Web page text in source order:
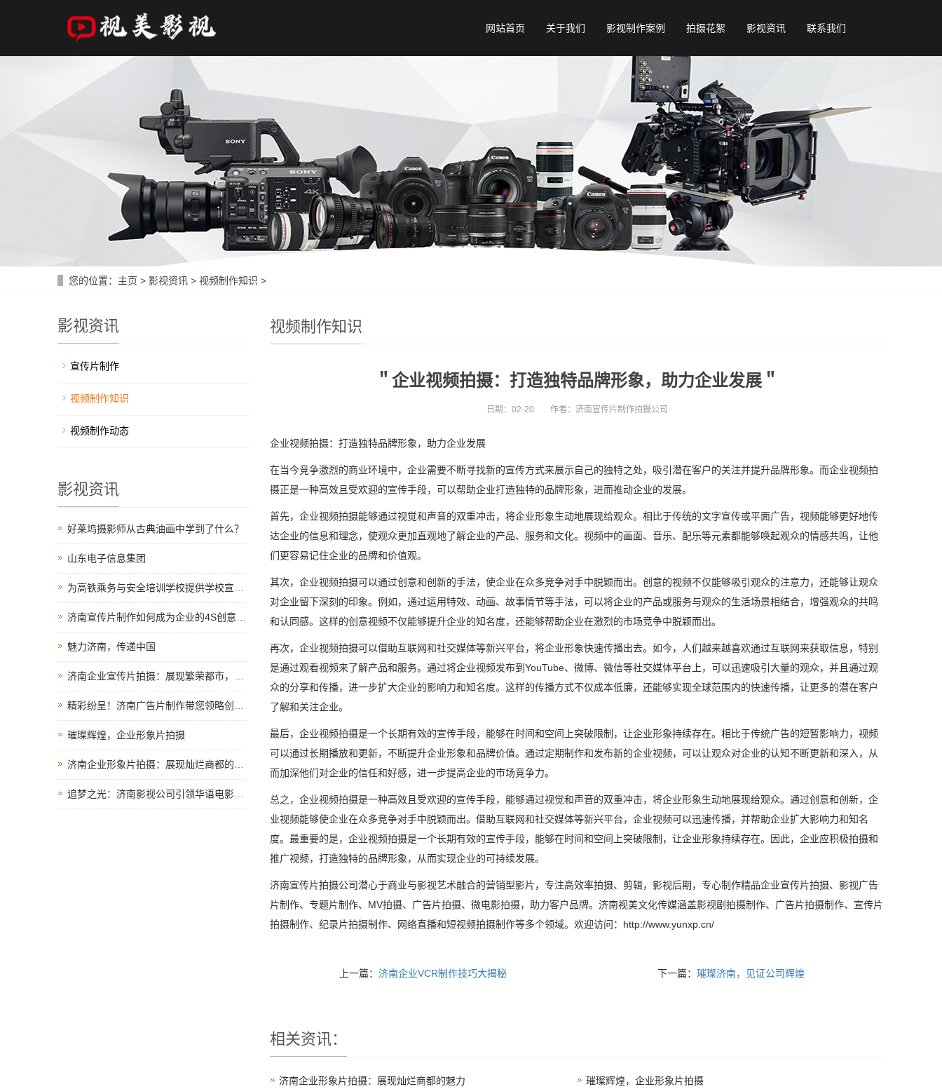
网站首页 关于我们 影视制作案例 拍摄花絮 影视资讯 联系我们
您的位置： 主页 > 影视资讯 >视频制作知识 >
视频制作知识
＂企业视频拍摄：打造独特品牌形象，助力企业发展＂
日期：02-20 作者：济南宣传片制作拍摄公司
企业视频拍摄：打造独特品牌形象，助力企业发展
在当今竞争激烈的商业环境中，企业需要不断寻找新的宣传方式来展示自己的独特之处，吸引潜在客户的关注并提升品牌形象。而企业视频拍
摄正是一种高效且受欢迎的宣传手段，可以帮助企业打造独特的品牌形象，进而推动企业的发展。
首先，企业视频拍摄能够通过视觉和声音的双重冲击，将企业形象生动地展现给观众。相比于传统的文字宣传或平面广告，视频能够更好地传
达企业的信息和理念，使观众更加直观地了解企业的产品、服务和文化。视频中的画面、音乐、配乐等元素都能够唤起观众的情感共鸣，让他
们更容易记住企业的品牌和价值观。
其次，企业视频拍摄可以通过创意和创新的手法，使企业在众多竞争对手中脱颖而出。创意的视频不仅能够吸引观众的注意力，还能够让观众
对企业留下深刻的印象。例如，通过运用特效、动画、故事情节等手法，可以将企业的产品或服务与观众的生活场景相结合，增强观众的共鸣
和认同感。这样的创意视频不仅能够提升企业的知名度，还能够帮助企业在激烈的市场竞争中脱颖而出。
再次，企业视频拍摄可以借助互联网和社交媒体等新兴平台，将企业形象快速传播出去。如今，人们越来越喜欢通过互联网来获取信息，特别
是通过观看视频来了解产品和服务。通过将企业视频发布到YouTube、微博、微信等社交媒体平台上，可以迅速吸引大量的观众，并且通过观
众的分享和传播，进一步扩大企业的影响力和知名度。这样的传播方式不仅成本低廉，还能够实现全球范围内的快速传播，让更多的潜在客户
了解和关注企业。
最后，企业视频拍摄是一个长期有效的宣传手段，能够在时间和空间上突破限制，让企业形象持续存在。相比于传统广告的短暂影响力，视频
可以通过长期播放和更新，不断提升企业形象和品牌价值。通过定期制作和发布新的企业视频，可以让观众对企业的认知不断更新和深入，从
而加深他们对企业的信任和好感，进一步提高企业的市场竞争力。
总之，企业视频拍摄是一种高效且受欢迎的宣传手段，能够通过视觉和声音的双重冲击，将企业形象生动地展现给观众。通过创意和创新，企
业视频能够使企业在众多竞争对手中脱颖而出。借助互联网和社交媒体等新兴平台，企业视频可以迅速传播，并帮助企业扩大影响力和知名
度。最重要的是，企业视频拍摄是一个长期有效的宣传手段，能够在时间和空间上突破限制，让企业形象持续存在。因此，企业应积极拍摄和
推广视频，打造独特的品牌形象，从而实现企业的可持续发展。
济南宣传片拍摄公司潜心于商业与影视艺术融合的营销型影片，专注高效率拍摄、剪辑，影视后期，专心制作精品企业宣传片拍摄、影视广告
片制作、专题片制作、MV拍摄、广告片拍摄、微电影拍摄，助力客户品牌。济南视美文化传媒涵盖影视剧拍摄制作、广告片拍摄制作、宣传片
拍摄制作、纪录片拍摄制作、网络直播和短视频拍摄制作等多个领域。欢迎访问：http://www.yunxp.cn/
上一篇： 济南企业VCR制作技巧大揭秘 下一篇： 璀璨济南，见证公司辉煌
相关资讯：
济南企业形象片拍摄：展现灿烂商都的魅力 璀璨辉煌，企业形象片拍摄
影视资讯
宣传片制作
视频制作知识
视频制作动态
影视资讯
好莱坞摄影师从古典油画中学到了什么？
山东电子信息集团
魅力济南，传递中国
璀璨辉煌，企业形象片拍摄